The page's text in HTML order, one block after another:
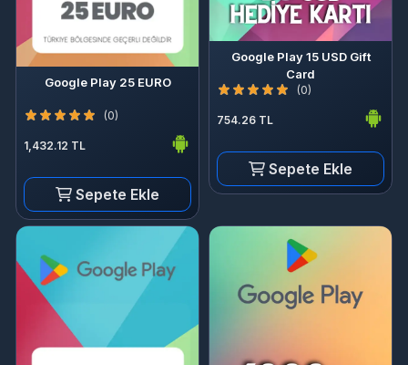
Google Play 25 EURO
(0)
1,432.12 TL
Sepete Ekle
Google Play 15 USD Gift
Card
(0)
754.26 TL
Sepete Ekle